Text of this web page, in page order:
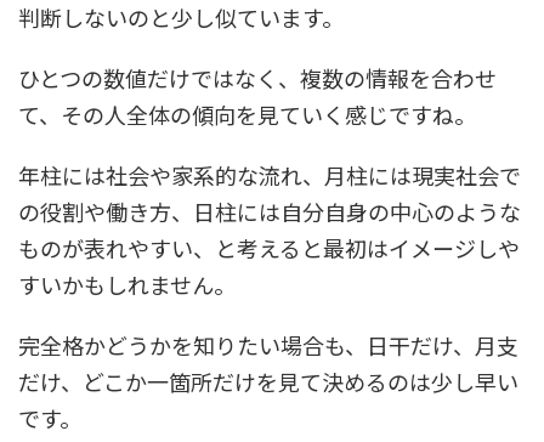
判断しないのと少し似ています。
ひとつの数値だけではなく、複数の情報を合わせ
て、その人全体の傾向を見ていく感じですね。
年柱には社会や家系的な流れ、月柱には現実社会で
の役割や働き方、日柱には自分自身の中心のような
ものが表れやすい、と考えると最初はイメージしや
すいかもしれません。
完全格かどうかを知りたい場合も、日干だけ、月支
だけ、どこか一箇所だけを見て決めるのは少し早い
です。